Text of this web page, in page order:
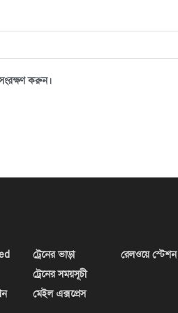
করুন।
ট্রেনের ভাড়া
ট্রেনের সময়সূচী
মেইল এক্সপ্রেস
রেলওয়ে স্টেশন